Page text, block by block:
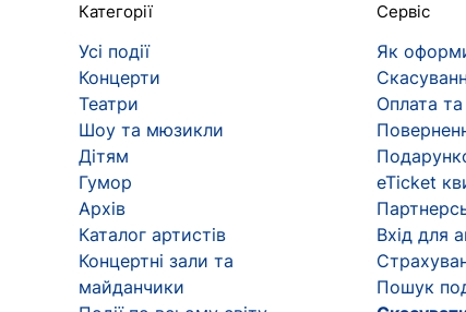
Категорії
Усі події
Концерти
Театри
Шоу та мюзикли
Дітям
Гумор
Архів
Каталог артистів
Концертні зали та
майданчики
Сервіс
Як
Оплата
eTicket
Вхід для
Пошук